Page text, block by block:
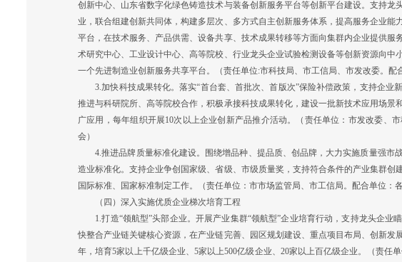
创新中心、山东省数字化绿色铸造技术与装备创新服务平台等创新平台建设。支持
业，联合组建创新共同体，构建多层次、多方式自主创新服务体系，提高服务企业
平台，在技术服务、产品供需、设备共享、技术成果转移等方面向集群内企业提供
术研究中心、工业设计中心、高等院校、行业龙头企业试验检测设备等创新资源向
一个先进制造业创新服务共享平台。（责任单位:市科技局、市工信局、市发改委。配
3.加快科技成果转化。落实“首台套、首批次、首版次”保险补偿政策，支持企业
推进与科研院所、高等院校合作，积极承接科技成果转化，建设一批新技术应用场
广应用，每年组织开展10次以上企业创新产品推介活动。（责任单位：市发改委、
会）
4.推进品牌质量标准化建设。围绕增品种、提品质、创品牌，大力实施质量强市
造业标准化。支持企业争创国家级、省级、市级质量奖，支持符合条件的产业集群
国际标准、国家标准制定工作。（责任单位：市市场监管局、市工信局。配合单位：
（四）深入实施优质企业梯次培育工程
1.打造“领航型”头部企业。开展产业集群“领航型”企业培育行动，支持龙头企业
快整合产业链关键核心资源，在产业链完善、园区规划建设、重点项目布局、创新
年，培育5家以上千亿级企业、5家以上500亿级企业、20家以上百亿级企业。（责任